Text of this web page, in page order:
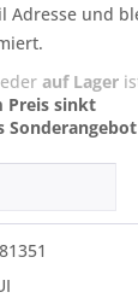
Adresse und
auf Lager
Preis sinkt
Sonderangebot